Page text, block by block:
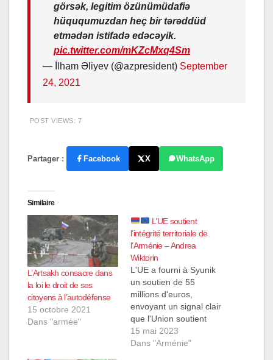
görsək, legitim özünümüdafiə
hüququmuzdan heç bir tərəddüd
etmədən istifadə edəcəyik.
pic.twitter.com/mKZcMxq4Sm
— İlham Əliyev (@azpresident) September
24, 2021
POST VIEWS: 7
Partager : Facebook X WhatsApp
Similaire
L’Artsakh consacre dans
la loi le droit de ses
citoyens à l’autodéfense
15 octobre 2021
Dans "armée"
L’UE soutient
l’intégrité territoriale de
l’Arménie – Andrea
Wiktorin
L'UE a fourni à Syunik
un soutien de 55
millions d'euros,
envoyant un signal clair
que l'Union soutient
l'Arménie et son
intégrité territoriale.
15 mai 2023
Dans "Arménie"